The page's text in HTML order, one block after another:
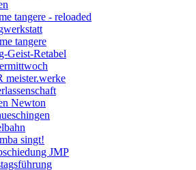
tangere - reloaded
tangere
Geist-Retabel
meister.werke
Newton
singt!
JMP